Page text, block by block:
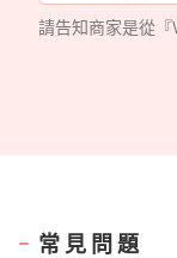
請告知商家是從
常見問題